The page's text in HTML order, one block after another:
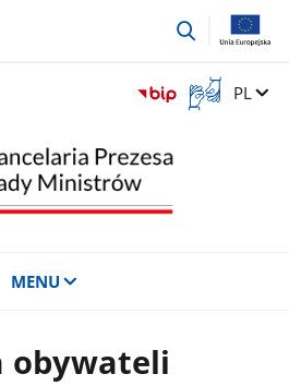
przejdź
Otwórz
okno
Zmień
PL
MENU
obywateli